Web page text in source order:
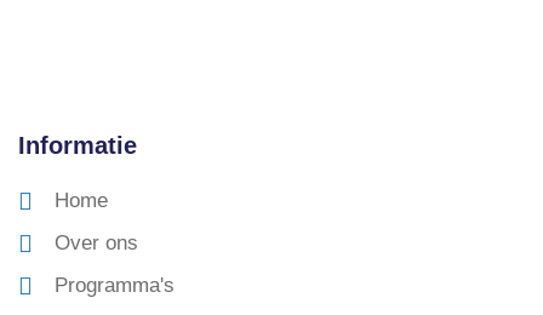
Informatie
Home
Over ons
Programma's